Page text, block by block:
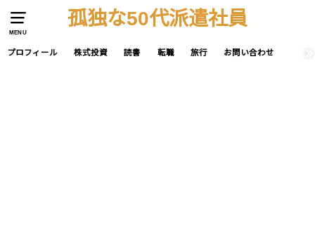
MENU
孤独な50代派遣社員
プロフィール 株式投資 読書 転職 旅行 お問い合わせ